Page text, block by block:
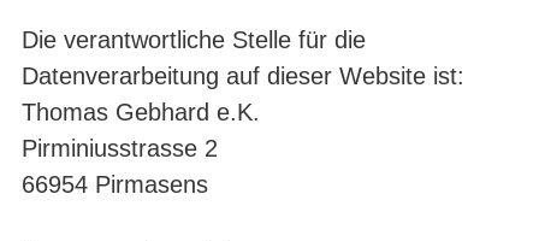
Die verantwortliche Stelle für die
Datenverarbeitung auf dieser Website ist:
Thomas Gebhard e.K.
Pirminiusstrasse 2
66954 Pirmasens